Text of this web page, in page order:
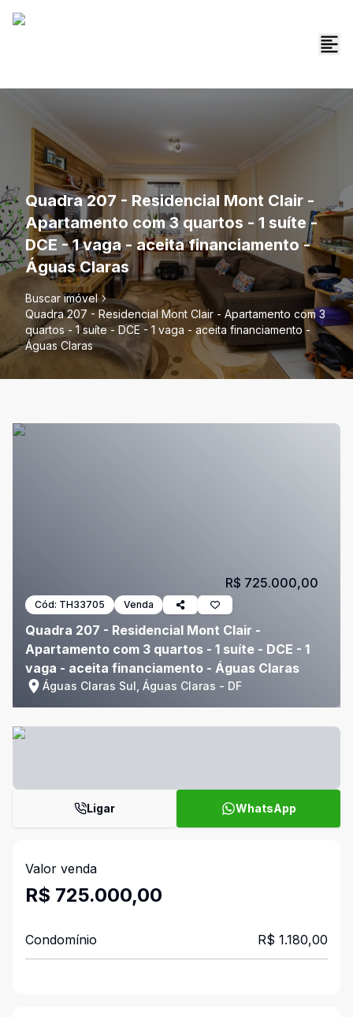
Quadra 207 - Residencial Mont Clair -
Apartamento com 3 quartos - 1 suíte -
DCE - 1 vaga - aceita financiamento -
Águas Claras
Buscar imóvel
Quadra 207 - Residencial Mont Clair - Apartamento com 3
quartos - 1 suíte - DCE - 1 vaga - aceita financiamento -
Águas Claras
Cód: TH33705 Venda
Quadra 207 - Residencial Mont Clair -
Apartamento com 3 quartos - 1 suíte - DCE - 1
vaga - aceita financiamento - Águas Claras
Águas Claras Sul, Águas Claras - DF
R$ 725.000,00
Ligar WhatsApp
Valor venda
R$ 725.000,00
Condomínio R$ 1.180,00